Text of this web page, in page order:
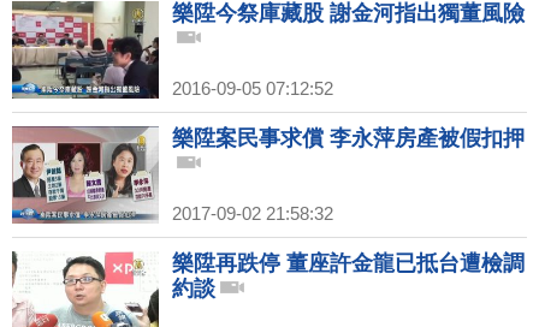
樂陞今祭庫藏股 謝金河指出獨董風險
2016-09-05 07:12:52
樂陞案民事求償 李永萍房產被假扣押
2017-09-02 21:58:32
樂陞再跌停 董座許金龍已抵台遭檢調
約談